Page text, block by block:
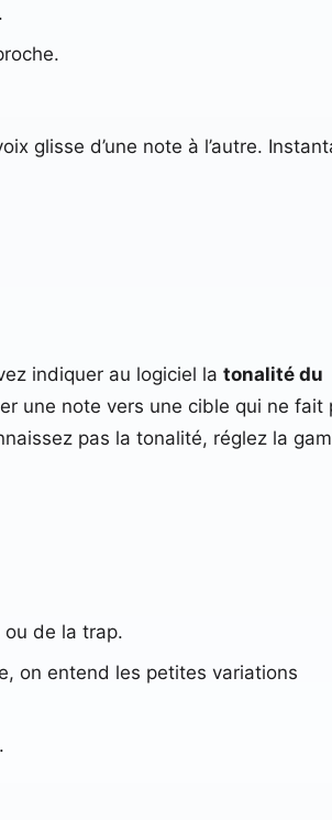
glisse d’une note à l’autre.
indiquer au logiciel la tonalité du
une note vers une cible qui ne fait
pas la tonalité, réglez la
ou de la trap.
on entend les petites variations